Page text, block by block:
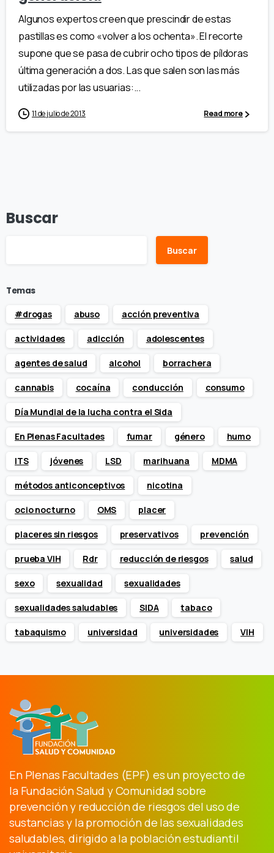
Algunos expertos creen que prescindir de estas
pastillas es como «volver a los ochenta». El recorte
supone que se pasa de cubrir ocho tipos de píldoras
última generación a dos. Las que salen son las más
utilizadas por las usuarias:...
11 de julio de 2013 Read more
Buscar
Buscar
Temas
#drogas
abuso acción preventiva
actividades adicción adolescentes
agentes de salud alcohol borrachera
cannabis cocaína conducción consumo
Día Mundial de la lucha contra el Sida
En Plenas Facultades fumar género humo
ITS jóvenes LSD marihuana MDMA
métodos anticonceptivos nicotina
ocio nocturno OMS placer
placeres sin riesgos preservativos prevención
prueba VIH Rdr reducción de riesgos salud
sexo sexualidad sexualidades
sexualidades saludables SIDA tabaco
tabaquismo universidad universidades VIH
En Plenas Facultades (EPF) es un proyecto de
la Fundación Salud y Comunidad sobre
prevención y reducción de riesgos del uso de
sustancias y la promoción de las sexualidades
saludables, dirigido a la población estudiantil